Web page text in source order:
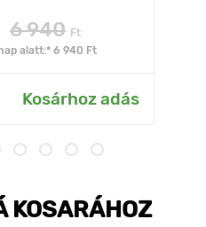
6 940 Ft
alatt:* 6 940 Ft
Kosárhoz adás
KOSARÁHOZ